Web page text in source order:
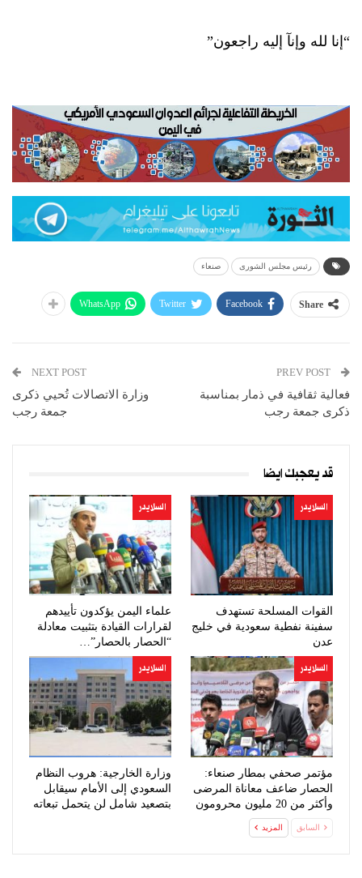
“إنا لله وإنآ إليه راجعون”
رئيس مجلس الشورى صنعاء
Share
Facebook
Twitter
WhatsApp
فعالية ثقافية في ذمار بمناسبة
ذكرى جمعة رجب
NEXT POST
وزارة الاتصالات تُحيي ذكرى
جمعة رجب
قد يعجبك ايضا
السلايدر
القوات المسلحة تستهدف
سفينة نفطية سعودية في خليج
عدن
السلايدر
علماء اليمن يؤكدون تأييدهم
لقرارات القيادة بتثبيت معادلة
“الحصار بالحصار”…
السلايدر
مؤتمر صحفي بمطار صنعاء:
الحصار ضاعف معاناة المرضى
وأكثر من 20 مليون محرومون
السلايدر
وزارة الخارجية: هروب النظام
السعودي إلى الأمام سيقابل
بتصعيد شامل لن يتحمل تبعاته
السابق المزيد